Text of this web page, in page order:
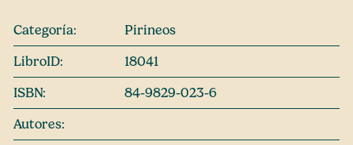
Categoría:
Pirineos
LibroID:
18041
ISBN:
84-9829-023-6
Autores: